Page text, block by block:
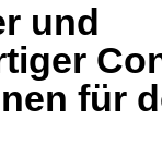
und
für